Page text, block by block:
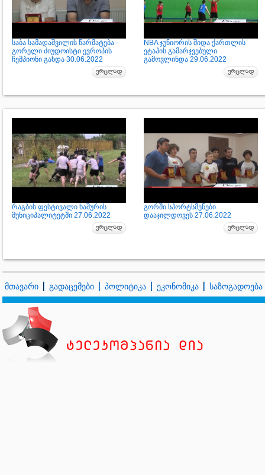
საბა სამადაშვილის წარმატება -
გორელი ძიუდოისტი ევროპის
ჩემპიონი გახდა 30.06.2022
NBA ჯუნიორის შიდა ქართლის
ეტაპის გამარჯვებული
გამოვლინდა 29.06.2022
რაგბის ფესტივალი ხაშურის
მუნიციპალიტეტში 27.06.2022
გორში სპორტსმენები
დააჯილდოვეს 27.06.2022
მთავარი გადაცემები პოლიტიკა ეკონომიკა საზოგადოება